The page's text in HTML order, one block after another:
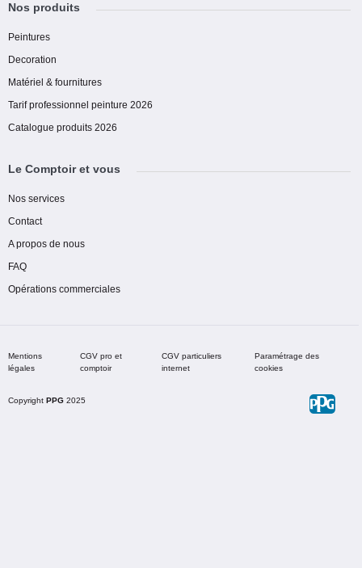
Nos produits
Peintures
Decoration
Matériel & fournitures
Tarif professionnel peinture 2026
Catalogue produits 2026
Le Comptoir et vous
Nos services
Contact
A propos de nous
FAQ
Opérations commerciales
Mentions
légales
CGV pro et
comptoir
CGV particuliers
internet
Paramétrage des
cookies
Copyright PPG 2025